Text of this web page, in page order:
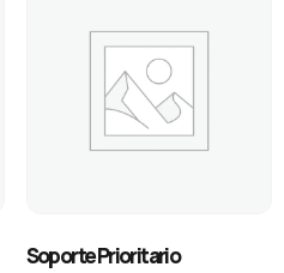
Soporte Prioritario